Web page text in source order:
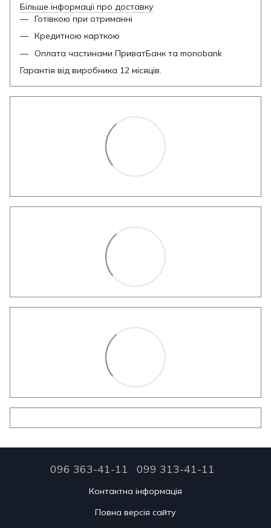
Більше інформації про доставку
Готівкою при отриманні
Кредитною карткою
Оплата частинами ПриватБанк та monobank
Гарантія від виробника 12 місяців.
096 363-41-11 099 313-41-11
Контактна інформація
Повна версія сайту